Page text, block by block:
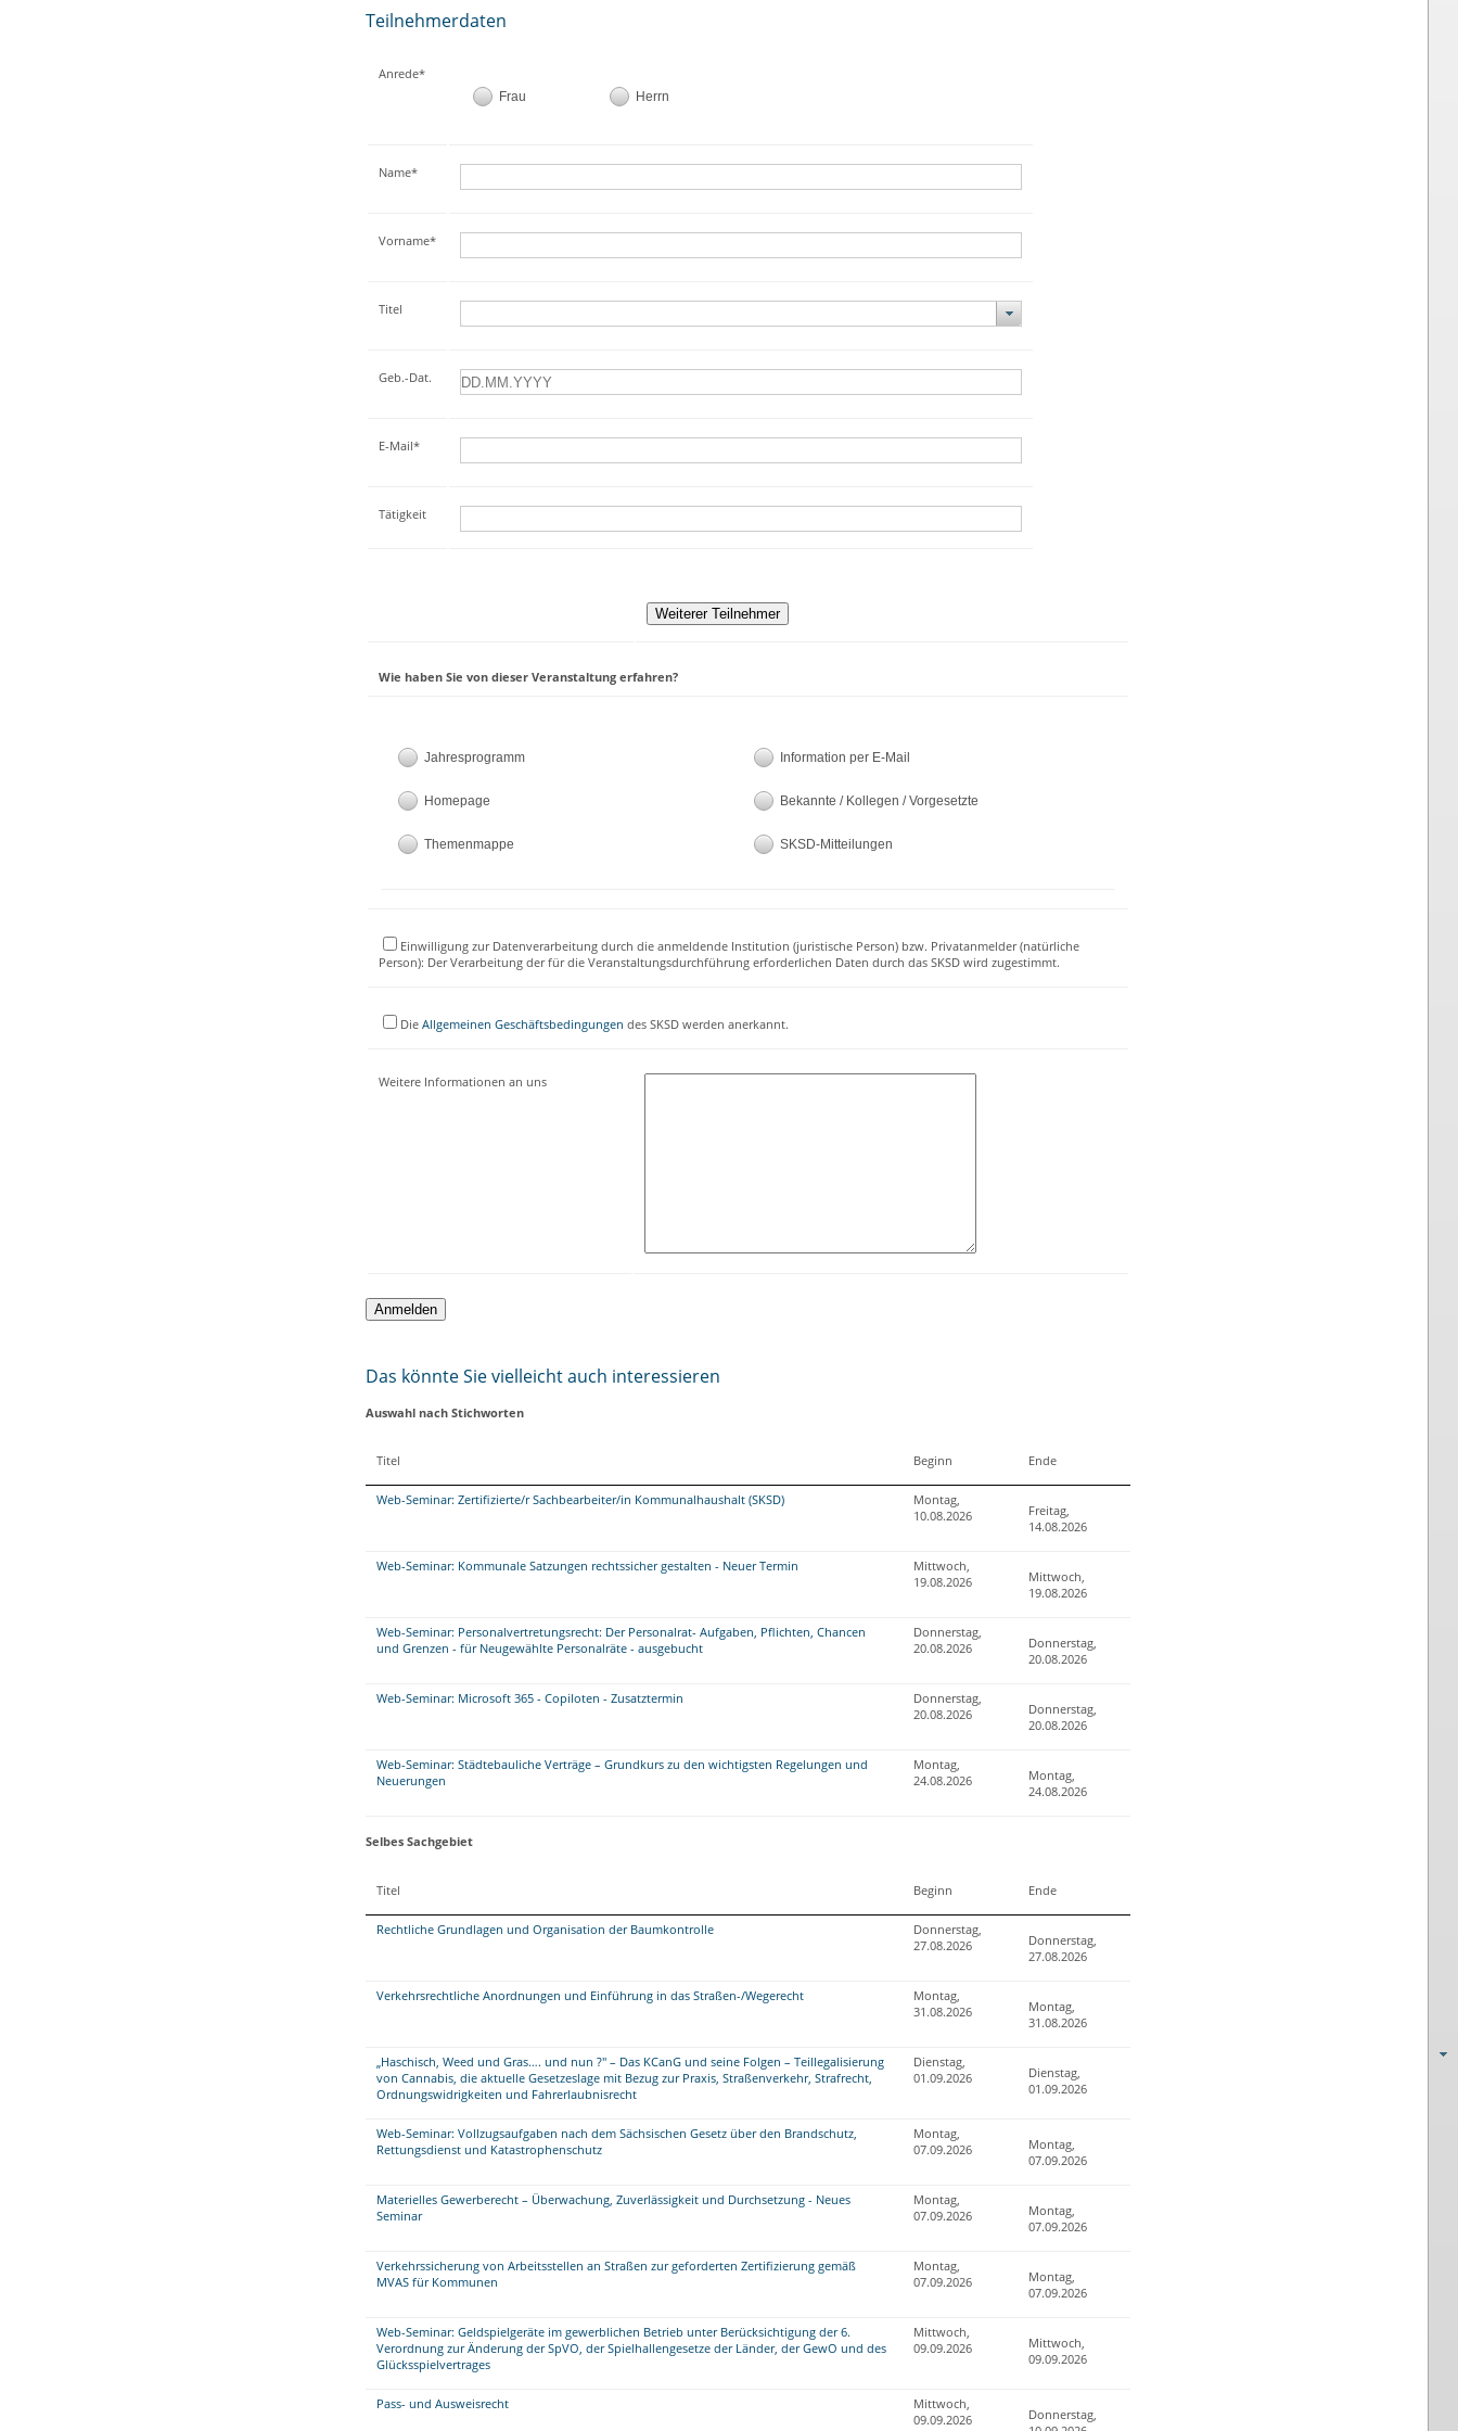
Teilnehmerdaten
Anrede*
Frau Herrn
Name*
Vorname*
Titel
Geb.-Dat.
E-Mail*
Tätigkeit
Wie haben Sie von dieser Veranstaltung erfahren?
Jahresprogramm Information per E-Mail
Homepage Bekannte / Kollegen / Vorgesetzte
Themenmappe SKSD-Mitteilungen
Einwilligung zur Datenverarbeitung durch die anmeldende Institution (juristische Person) bzw. Privatanmelder (natürliche
Person): Der Verarbeitung der für die Veranstaltungsdurchführung erforderlichen Daten durch das SKSD wird zugestimmt.
DieAllgemeinen Geschäftsbedingungen des SKSD werden anerkannt.
Weitere Informationen an uns
Das könnte Sie vielleicht auch interessieren
Auswahl nach Stichworten
Titel Beginn Ende
Web-Seminar: Zertifizierte/r Sachbearbeiter/in Kommunalhaushalt (SKSD)
Montag,
10.08.2026
Freitag,
14.08.2026
Web-Seminar: Kommunale Satzungen rechtssicher gestalten - Neuer Termin
Mittwoch,
19.08.2026
Mittwoch,
19.08.2026
Web-Seminar: Personalvertretungsrecht: Der Personalrat- Aufgaben, Pflichten, Chancen
und Grenzen - für Neugewählte Personalräte - ausgebucht
Donnerstag,
20.08.2026
Donnerstag,
20.08.2026
Web-Seminar: Microsoft 365 - Copiloten - Zusatztermin
Donnerstag,
20.08.2026
Donnerstag,
20.08.2026
Web-Seminar: Städtebauliche Verträge – Grundkurs zu den wichtigsten Regelungen und
Neuerungen
Montag,
24.08.2026
Montag,
24.08.2026
Selbes Sachgebiet
Titel Beginn Ende
Rechtliche Grundlagen und Organisation der Baumkontrolle
Donnerstag,
27.08.2026
Donnerstag,
27.08.2026
Verkehrsrechtliche Anordnungen und Einführung in das Straßen-/Wegerecht
Montag,
31.08.2026
Montag,
31.08.2026
„Haschisch, Weed und Gras…. und nun ?" – Das KCanG und seine Folgen – Teillegalisierung
von Cannabis, die aktuelle Gesetzeslage mit Bezug zur Praxis, Straßenverkehr, Strafrecht,
Ordnungswidrigkeiten und Fahrerlaubnisrecht
Dienstag,
01.09.2026
Dienstag,
01.09.2026
Web-Seminar: Vollzugsaufgaben nach dem Sächsischen Gesetz über den Brandschutz,
Rettungsdienst und Katastrophenschutz
Montag,
07.09.2026
Montag,
07.09.2026
Materielles Gewerberecht – Überwachung, Zuverlässigkeit und Durchsetzung - Neues
Seminar
Montag,
07.09.2026
Montag,
07.09.2026
Verkehrssicherung von Arbeitsstellen an Straßen zur geforderten Zertifizierung gemäß
MVAS für Kommunen
Montag,
07.09.2026
Montag,
07.09.2026
Web-Seminar: Geldspielgeräte im gewerblichen Betrieb unter Berücksichtigung der 6.
Verordnung zur Änderung der SpVO, der Spielhallengesetze der Länder, der GewO und des
Glücksspielvertrages
Mittwoch,
09.09.2026
Mittwoch,
09.09.2026
Pass- und Ausweisrecht
Mittwoch,
09.09.2026
Donnerstag,